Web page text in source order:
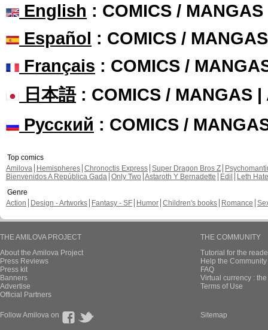
English : COMICS /
Español : COMICS /
Français : COMICS /
日本語: COMICS / MANGAS |
Русский : COMICS /
Top comics
Amilova
Hemispheres Chronoctis Express Super Dragon Bros Z
Bienvenidos A República Gada Only Two Astaroth Y Bernadette Edil
Leth Hate
Genre
Action
Design - Artworks Fantasy - SF Humor Children's books Romance
THE AMILOVA PROJECT
About the Amilova Project
Press Reviews
Press kit
Banners
Advertise
Official Partners
THE COMMUNITY
Tutorial for the
Help the
FAQ
Virtual currency :
Terms of Use
Follow Amilova on Sitemap